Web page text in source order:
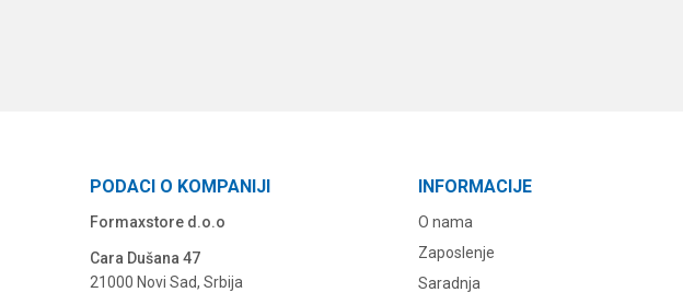
PODACI O KOMPANIJI
Formaxstore d.o.o
Cara Dušana 47
21000 Novi Sad, Srbija
INFORMACIJE
O nama
Zaposlenje
Saradnja